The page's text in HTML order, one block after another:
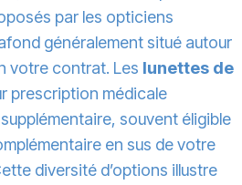
par les opticiens
généralement situé autour
votre contrat. Les lunettes de
prescription médicale
souvent éligible
en sus de votre
diversité d’options illustre